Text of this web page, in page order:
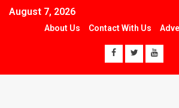
August 7, 2026
About Us Contact With Us